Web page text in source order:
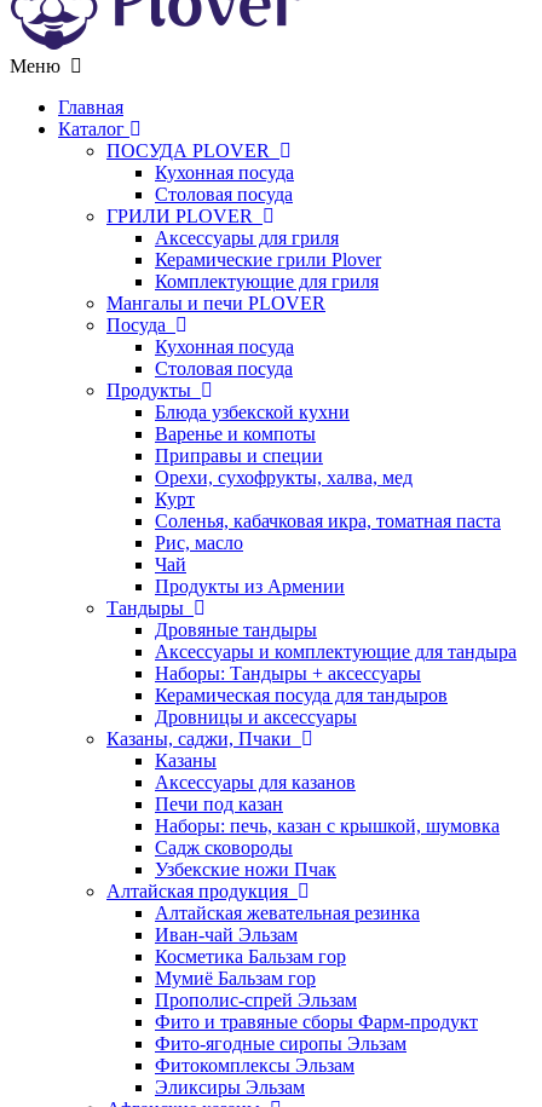
Меню
Главная
Каталог
ПОСУДА PLOVER
Кухонная посуда
Столовая посуда
ГРИЛИ PLOVER
Аксессуары для гриля
Керамические грили Plover
Комплектующие для гриля
Мангалы и печи PLOVER
Посуда
Кухонная посуда
Столовая посуда
Продукты
Блюда узбекской кухни
Варенье и компоты
Приправы и специи
Орехи, сухофрукты, халва, мед
Курт
Соленья, кабачковая икра, томатная паста
Рис, масло
Чай
Продукты из Армении
Тандыры
Дровяные тандыры
Аксессуары и комплектующие для тандыра
Наборы: Тандыры + аксессуары
Керамическая посуда для тандыров
Дровницы и аксессуары
Казаны, саджи, Пчаки
Казаны
Аксессуары для казанов
Печи под казан
Наборы: печь, казан с крышкой, шумовка
Садж сковороды
Узбекские ножи Пчак
Алтайская продукция
Алтайская жевательная резинка
Иван-чай Эльзам
Косметика Бальзам гор
Мумиё Бальзам гор
Прополис-спрей Эльзам
Фито и травяные сборы Фарм-продукт
Фито-ягодные сиропы Эльзам
Фитокомплексы Эльзам
Эликсиры Эльзам